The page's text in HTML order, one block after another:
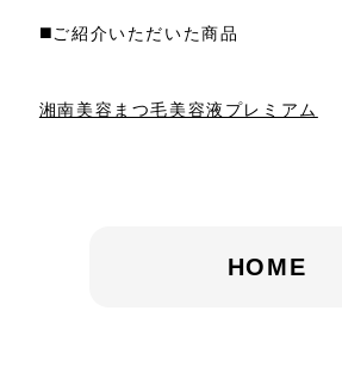
◼️ご紹介いただいた商品
湘南美容まつ毛美容液プレミアム
HOME